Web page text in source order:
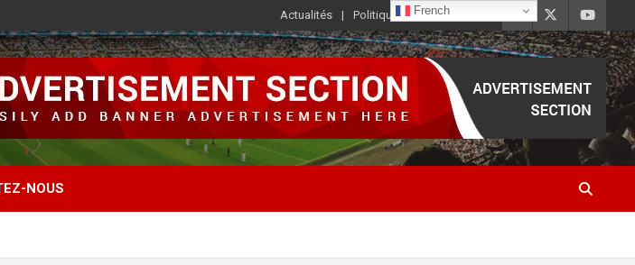
Actualités Politique de Confidentialité
NOUS
French